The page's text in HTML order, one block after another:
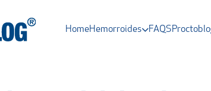
HomeHemorroides FAQS